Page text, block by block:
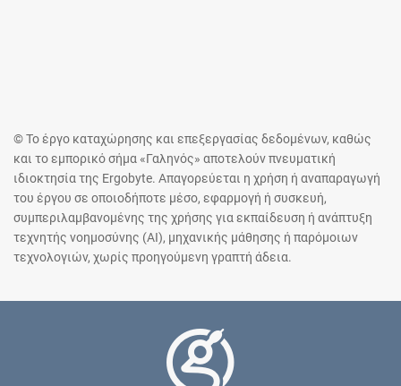
© Το έργο καταχώρησης και επεξεργασίας δεδομένων, καθώς
και το εμπορικό σήμα «Γαληνός» αποτελούν πνευματική
ιδιοκτησία της Ergobyte. Απαγορεύεται η χρήση ή αναπαραγωγή
του έργου σε οποιοδήποτε μέσο, εφαρμογή ή συσκευή,
συμπεριλαμβανομένης της χρήσης για εκπαίδευση ή ανάπτυξη
τεχνητής νοημοσύνης (AI), μηχανικής μάθησης ή παρόμοιων
τεχνολογιών, χωρίς προηγούμενη γραπτή άδεια.